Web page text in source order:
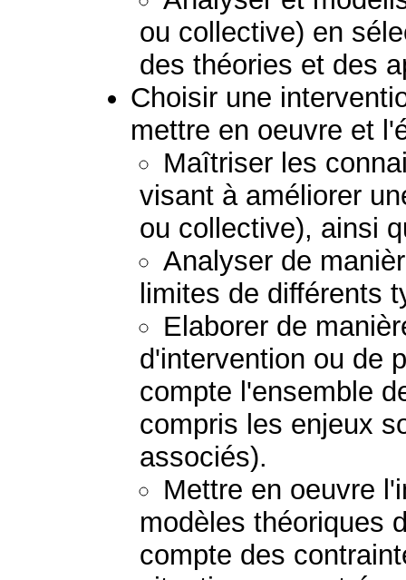
ou collective) en
des théories et des
Choisir une
mettre en oeuvre et
Maîtriser les
visant à améliorer
ou collective), ainsi
Analyser de
limites de différents
Elaborer de
d'intervention ou de
compte l'ensemble
compris les enjeux
associés).
Mettre en oeuvre
modèles théoriques
compte des